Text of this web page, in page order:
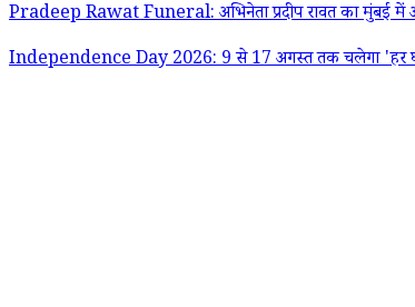
Pradeep Rawat Funeral: अभिनेता प्रदीप रावत का मुंबई
Independence Day 2026: 9 से 17 अगस्त तक चलेगा 'हर घर